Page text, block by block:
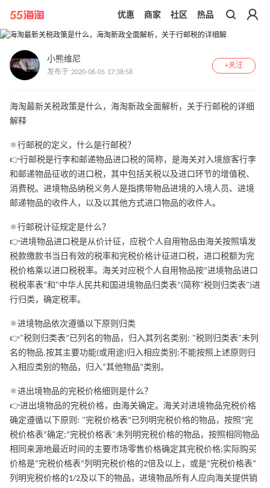
带你去官网买正品
优惠 商家 社区 热品
小熊维尼
发布于 2020-06-05 17:38:58
+关注
海淘最新关税政策是什么，海淘新政全面解析，关于行邮税的详细
解释
⚛️行邮税的定义，什么是行邮税？
👉行邮税是行李和邮递物品进口税的简称，是海关对入境旅客行李
和邮递物品征收的进口税，其中包括关税以及进口环节的增值税、
消费税。进境物品纳税义务人是指携带物品进境的入境人员、进境
邮递物品的收件人，以及以其他方式进口物品的收件人。
⚛️行邮税计征规定是什么？
👉进境物品进口税是从价计征，应税个人自用物品由海关按照填发
税款缴款书当日有效的税率和完税价格计征进口税，进口税额为完
税价格乘以进口税税率。海关对应税个人自用物品按”进境物品进口
税税率表”和"中华人民共和国进境物品归类表”(简称"税则归类表")进
行归类，确定税率。
⚛️进境物品依次遵循以下原则归类
👉"税则归类表”已列名的物品，归入其列名类别; "税则归类表"未列
名的物品,按其主要功能(或用途)归入相应类别;不能按照上述原则归
入相应类别的物品，归入”其他物品”类别。
⚛️进出境物品的完税价格细则是什么？
👉进出境物品的完税价格，由海关确定。海关对进境物品完税价格
确定遵循以下原则: "完税价格表”已列明完税价格的物品，按照”完
税价格表”确定;“完税价格表"未列明完税价格的物品，按照相同物品
相同来源地最近时间的主要市场零售价格确定其完税价格;实际购买
价格是“完税价格表”列明完税价格的2倍及以上，或是”完税价格表”
列明完税价格的1/2及以下的物品，进境物品所有人应向海关提供销